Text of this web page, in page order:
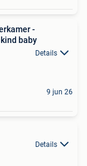
-
baby
Details
9 jun 26
Details